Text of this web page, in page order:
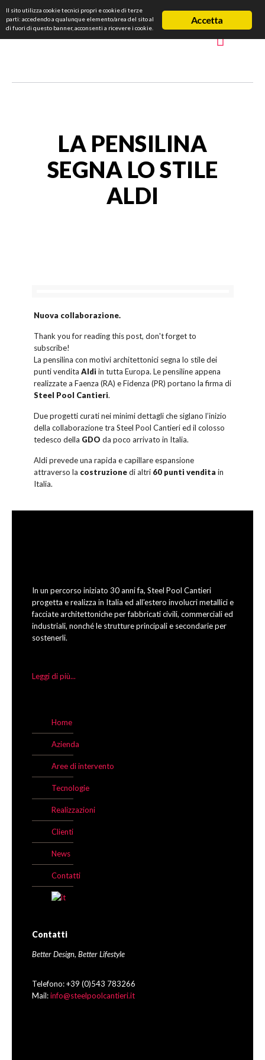
LA PENSILINA
SEGNA LO STILE
ALDI
Nuova collaborazione.
Thank you for reading this post, don't forget to
subscribe!
La pensilina con motivi architettonici segna lo stile dei
punti vendita Aldi in tutta Europa. Le pensiline appena
realizzate a Faenza (RA) e Fidenza (PR) portano la firma di
Steel Pool Cantieri.
Due progetti curati nei minimi dettagli che siglano l’inizio
della collaborazione tra Steel Pool Cantieri ed il colosso
tedesco della GDO da poco arrivato in Italia.
Aldi prevede una rapida e capillare espansione
attraverso la costruzionedi altri 60 punti vendita in
Italia.
In un percorso iniziato 30 anni fa, Steel Pool Cantieri
progetta e realizza in Italia ed all’estero involucri metallici e
facciate architettoniche per fabbricati civili, commerciali ed
industriali, nonché le strutture principali e secondarie per
sostenerli.
Leggi di più...
Home
Azienda
Aree di intervento
Tecnologie
Realizzazioni
Clienti
News
Contatti
Contatti
Better Design, Better Lifestyle
Telefono: +39 (0)543 783266
Mail:info@steelpoolcantieri.it
Accetta
Il sito utilizza cookie tecnici propri e cookie di terze
parti: accedendo a qualunque elemento/area del sito al
di fuori di questo banner, acconsenti a ricevere i cookie.